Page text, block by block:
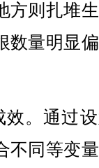
方则扎堆
数量明显
。通过设
不同等变